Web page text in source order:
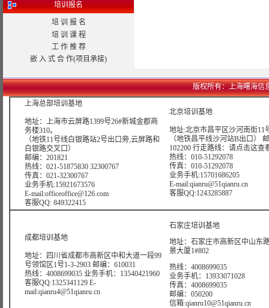
培训报名
培 训 报 名
培 训 课 程
工 作 推 荐
嵌 入 式 合 作(项目承接)
版权所有：上海曙海信
上海总部培训基地
地址：上海市云屏路1399号26#新城金郡商
务楼310。
（地铁11号线白银路站2号出口旁,云屏路和
白银路交叉口）
邮编：201821
热线：021-51875830 32300767
传真：021-32300767
业务手机:15921673576
E-mail:officeoffice@126.com
客服QQ: 849322415
北京培训基地
地址:北京市昌平区沙河南街11
（地铁昌平线沙河站B出口）
102200 行走路线： 请点击这查
热线：010-51292078
传真：010-51292078
业务手机:15701686205
E-mail:qianru@51qianru.cn
客服QQ:1243285887
成都培训基地
地址：四川省成都市高新区中和大道一段99
号领馆区1号1-3-2903 邮编：610031
热线：4008699035 业务手机：13540421960
客服QQ:1325341129 E-
mail:qianru4@51qianru.cn
石家庄培训基地
地址：石家庄市高新区中山东
景大厦1#802
热线：4008699035
业务手机：13933071028
传真：4008699035
邮编：050200
信箱:qianru10@51qianru.cn